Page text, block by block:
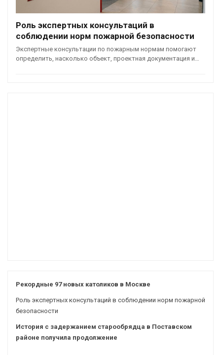
Роль экспертных консультаций в
соблюдении норм пожарной безопасности
Экспертные консультации по пожарным нормам помогают
определить, насколько объект, проектная документация и…
Рекордные 97 новых католиков в Москве
Роль экспертных консультаций в соблюдении норм пожарной
безопасности
История с задержанием старообрядца в Поставском
районе получила продолжение